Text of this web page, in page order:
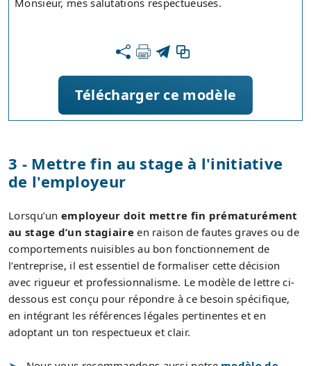
Monsieur, mes salutations respectueuses.
Télécharger ce modèle
3 - Mettre fin au stage à l'initiative
de l'employeur
Lorsqu’un employeur doit mettre fin prématurément
au stage d’un stagiaireen raison de fautes graves ou de
comportements nuisibles au bon fonctionnement de
l’entreprise, il est essentiel de formaliser cette décision
avec rigueur et professionnalisme. Le modèle de lettre ci-
dessous est conçu pour répondre à ce besoin spécifique,
en intégrant les références légales pertinentes et en
adoptant un ton respectueux et clair.